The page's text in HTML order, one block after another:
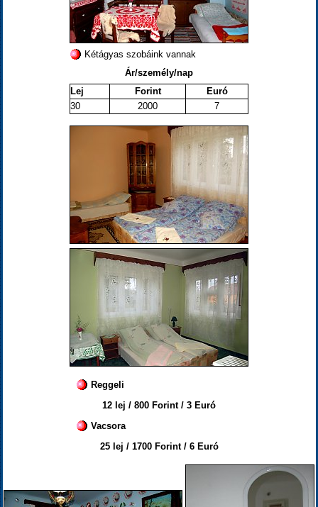
Kétágyas szobáink vannak
Ár/személy/nap
Lej
Forint
Euró
30
2000 7
Reggeli
12 lej / 800 Forint / 3 Euró
Vacsora
25 lej / 1700 Forint / 6 Euró